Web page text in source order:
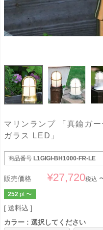
マリンランプ 「真鍮ガ
ガラス LED」
商品番号 L1GIGI-BH1000-FR-LE
販売価格 ¥27,720税込
252 pt 〜
送料込
カラー
選択してください